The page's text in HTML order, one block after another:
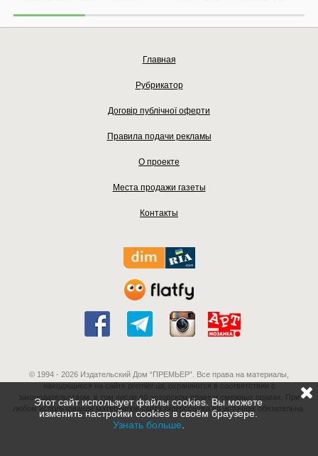
Главная
Рубрикатор
Договір публічної оферти
Правила подачи рекламы
О проекте
Места продажи газеты
Контакты
© 1994 - 2026 Издательский Дом “ПРЕМЬЕР”. Все права на материалы,
находящиеся на сайте premier.ua, охраняются в соответствии с
законодательством, в том числе об авторском праве и смежных правах. При
любом использовании материалов сайта гиперссылка на источник обязательна.
Этот сайт использует файлы cookies. Вы можете
изменить настройки cookies в своём браузере.
Узнать больше